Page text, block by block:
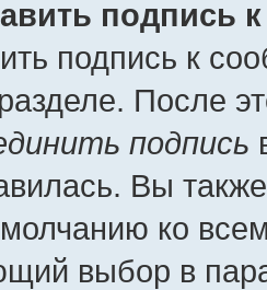
подпись
подпись к
После
подпись
Вы
ко
выбор в